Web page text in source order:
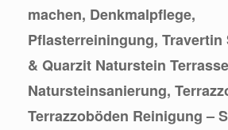
machen, Denkmalpflege,
Pflasterreiningung,
& Quarzit Naturstein
Natursteinsanierung,
Terrazzoböden Reinigung –